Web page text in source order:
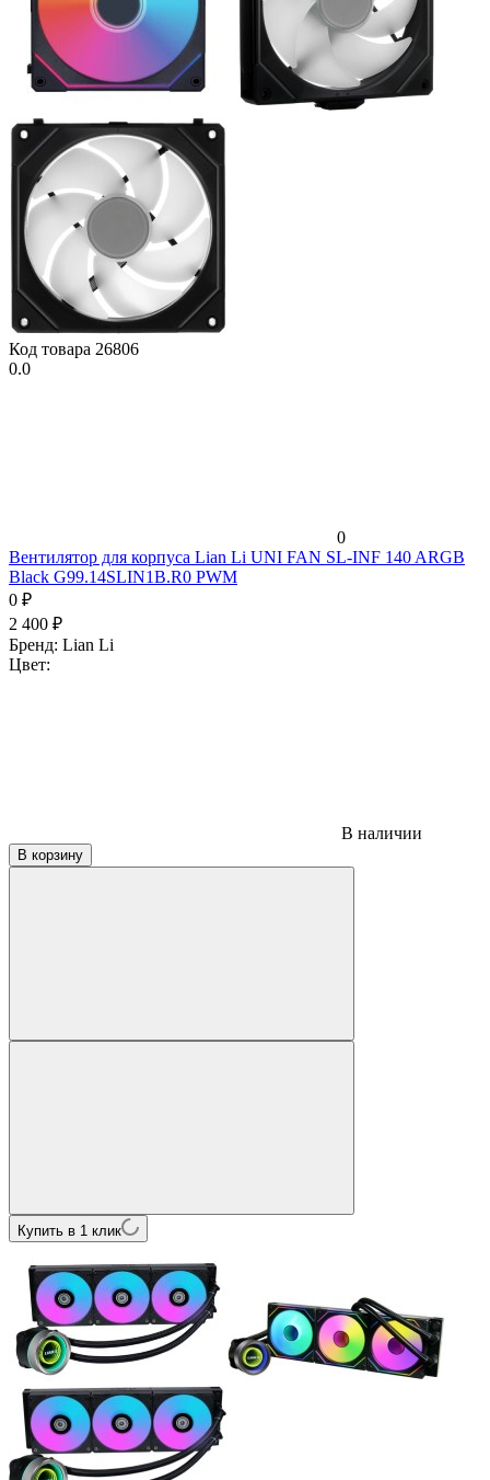
Код товара 26806
0.0
0
Вентилятор для корпуса Lian Li UNI FAN SL-INF 140 ARGB
Black G99.14SLIN1B.R0 PWM
0 ₽
2 400 ₽
Бренд: Lian Li
Цвет:
В наличии
В корзину
Купить в 1 клик